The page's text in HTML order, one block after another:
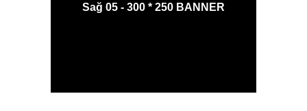
Sağ 05 - 300 * 250 BANNER